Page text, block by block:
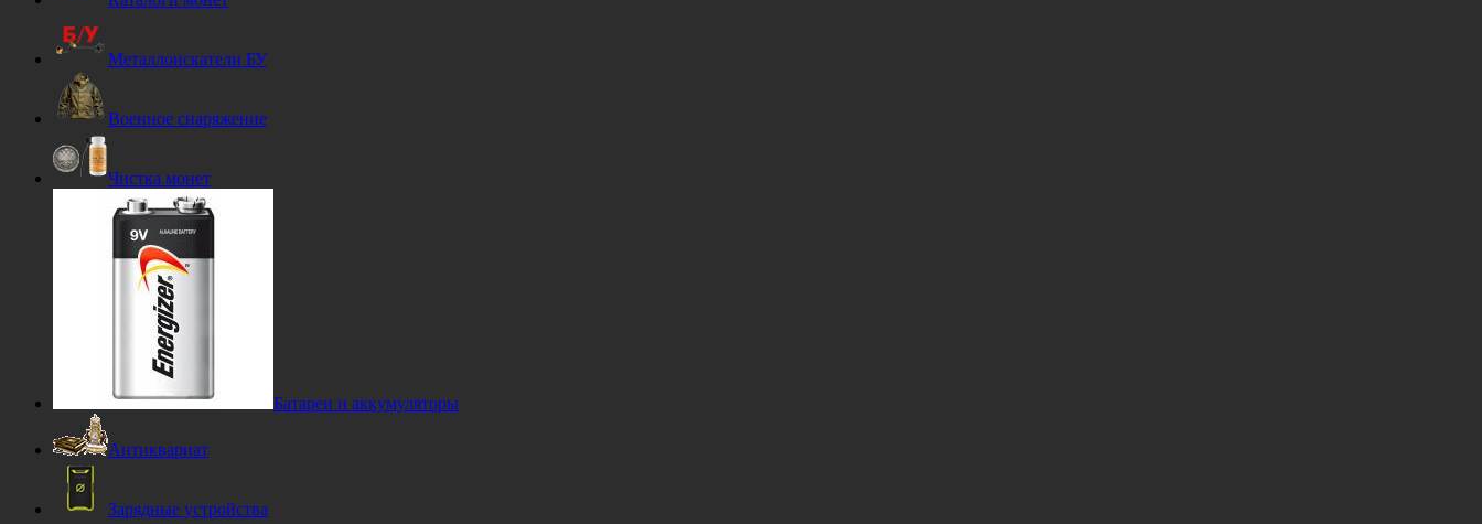
Металлоискатели БУ
Военное снаряжение
Чистка монет
Батареи и аккумуляторы
Антиквариат
Зарядные устройства